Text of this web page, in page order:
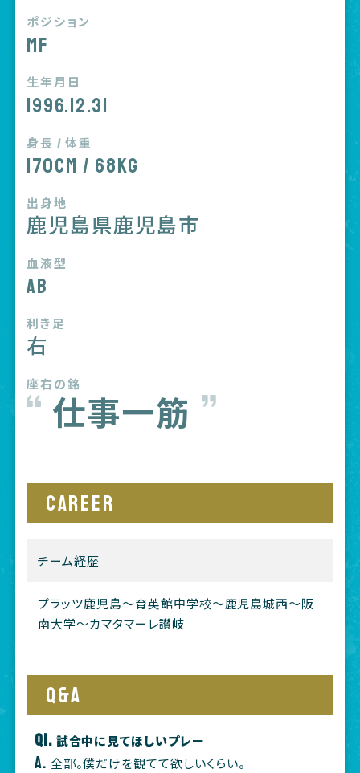
ポジション
MF
生年月日
1996.12.31
身長 / 体重
170cm / 68kg
出身地
鹿児島県鹿児島市
血液型
AB
利き足
右
座右の銘
仕事一筋
CAREER
チーム経歴
プラッツ鹿児島〜育英館中学校〜鹿児島城西〜阪
南大学〜カマタマーレ讃岐
Q&A
試合中に見てほしいプレー
全部。僕だけを観てて欲しいくらい。